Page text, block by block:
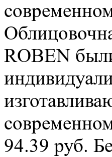
ROBEN
94.39 руб.